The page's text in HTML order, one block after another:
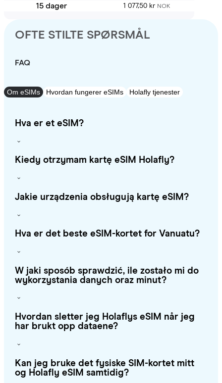
15 dager 1 077,50 kr NOK
OFTE STILTE SPØRSMÅL
FAQ
Om eSIMs Hvordan fungerer eSIMs Holafly tjenester
Hva er et eSIM?
Kiedy otrzymam kartę eSIM Holafly?
Jakie urządzenia obsługują kartę eSIM?
Hva er det beste eSIM-kortet for Vanuatu?
W jaki sposób sprawdzić, ile zostało mi do
wykorzystania danych oraz minut?
Hvordan sletter jeg Holaflys eSIM når jeg
har brukt opp dataene?
Kan jeg bruke det fysiske SIM-kortet mitt
og Holafly eSIM samtidig?